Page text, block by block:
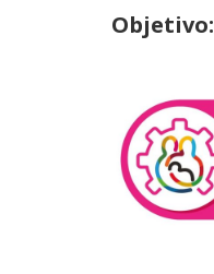
Objetivo: